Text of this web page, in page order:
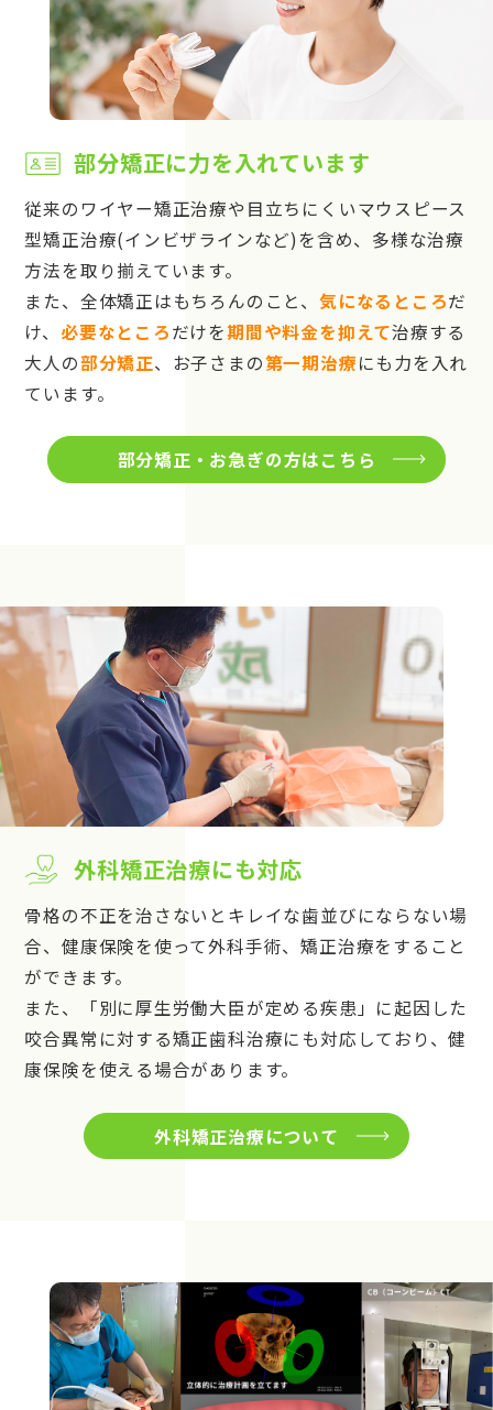
部分矯正に力を入れています
従来のワイヤー矯正治療や目立ちにくいマウスピース
型矯正治療(インビザラインなど)を含め、多様な治療
方法を取り揃えています。
また、全体矯正はもちろんのこと、 気になるところだ
け、 必要なところだけを期間や料金を抑えて治療する
大人の部分矯正、お子さまの第一期治療にも力を入れ
ています。
部分矯正・お急ぎの方はこちら
外科矯正治療にも対応
骨格の不正を治さないとキレイな歯並びにならない場
合、健康保険を使って外科手術、矯正治療をすること
ができます。
また、「別に厚生労働大臣が定める疾患」に起因した
咬合異常に対する矯正歯科治療にも対応しており、健
康保険を使える場合があります。
外科矯正治療について